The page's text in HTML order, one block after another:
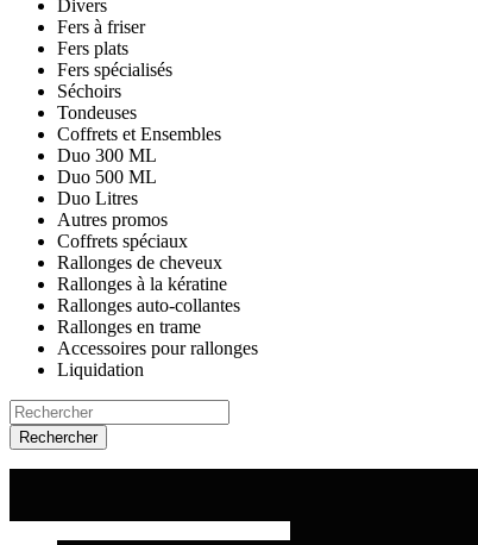
Divers
Fers à friser
Fers plats
Fers spécialisés
Séchoirs
Tondeuses
Coffrets et Ensembles
Duo 300 ML
Duo 500 ML
Duo Litres
Autres promos
Coffrets spéciaux
Rallonges de cheveux
Rallonges à la kératine
Rallonges auto-collantes
Rallonges en trame
Accessoires pour rallonges
Liquidation
Rechercher